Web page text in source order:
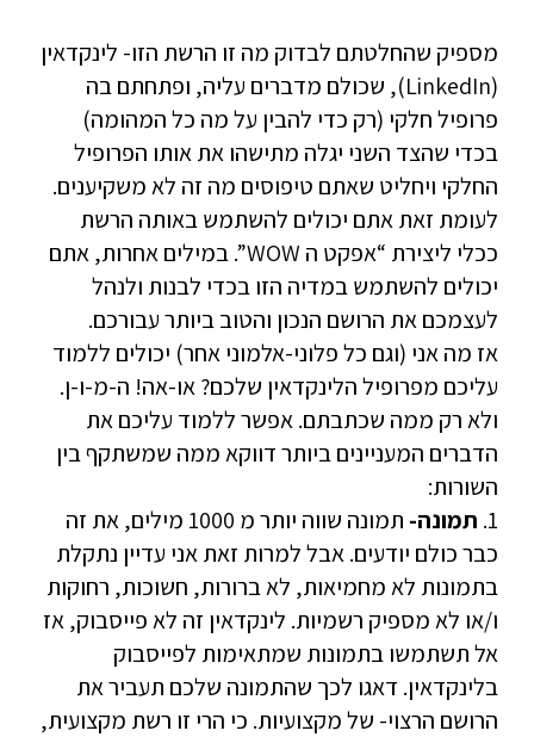
מספיק שהחלטתם לבדוק מה זו הרשת הזו- לינקדאין
(LinkedIn), שכולם מדברים עליה, ופתחתם בה
פרופיל חלקי (רק כדי להבין על מה כל המהומה)
בכדי שהצד השני יגלה מתישהו את אותו הפרופיל
החלקי ויחליט שאתם טיפוסים מה זה לא משקיענים.
לעומת זאת אתם יכולים להשתמש באותה הרשת
ככלי ליצירת “אפקט ה WOW”. במילים אחרות, אתם
יכולים להשתמש במדיה הזו בכדי לבנות ולנהל
לעצמכם את הרושם הנכון והטוב ביותר עבורכם.
אז מה אני (וגם כל פלוני-אלמוני אחר) יכולים ללמוד
עליכם מפרופיל הלינקדאין שלכם? או-אה! ה-מ-ו-ן.
ולא רק ממה שכתבתם. אפשר ללמוד עליכם את
הדברים המעניינים ביותר דווקא ממה שמשתקף בין
השורות:
1. תמונה-
תמונה שווה יותר מ 1000 מילים, את זה
כבר כולם יודעים. אבל למרות זאת אני עדיין נתקלת
בתמונות לא מחמיאות, לא ברורות, חשוכות, רחוקות
ו/או לא מספיק רשמיות. לינקדאין זה לא פייסבוק, אז
אל תשתמשו בתמונות שמתאימות לפייסבוק
בלינקדאין. דאגו לכך שהתמונה שלכם תעביר את
הרושם הרצוי- של מקצועיות. כי הרי זו רשת מקצועית,